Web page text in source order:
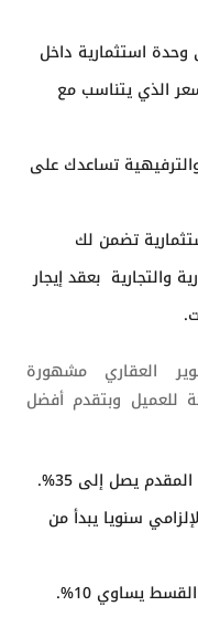
استثمارية داخل
الذي يتناسب مع
تساعدك على
تضمن لك
والتجارية بعقد إيجار
العقاري مشهورة
للعميل وبتقدم أفضل
يصل إلى 35%.
سنويا يبدأ من
يساوي 10%.